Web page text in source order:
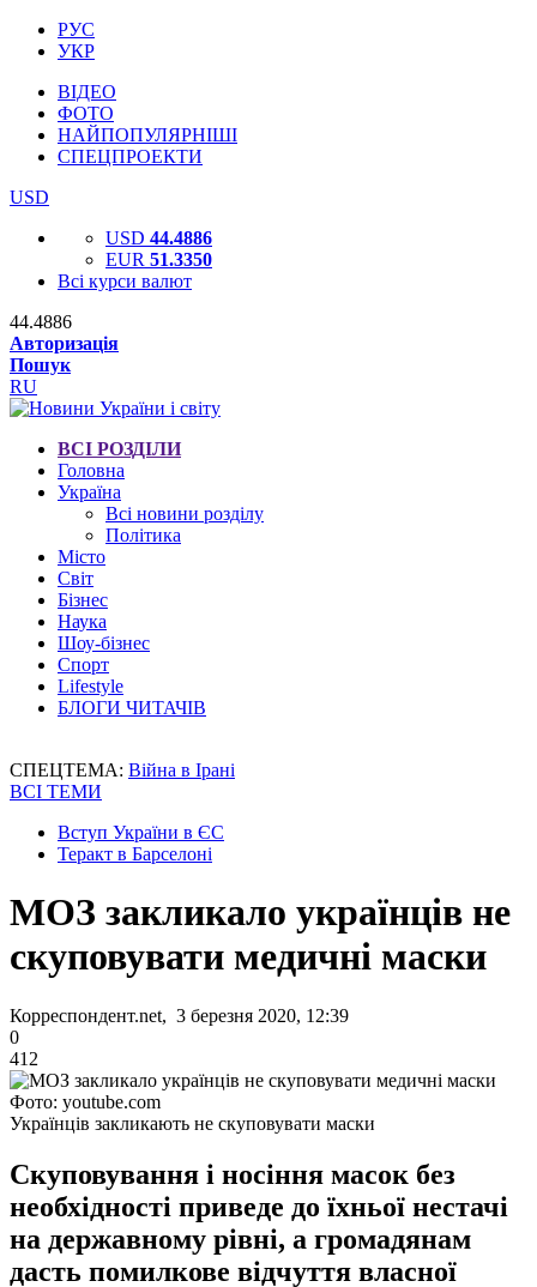
РУС
УКР
ВІДЕО
ФОТО
НАЙПОПУЛЯРНІШІ
СПЕЦПРОЕКТИ
USD
USD 44.4886
EUR 51.3350
Всі курси валют
44.4886
Авторизація
Пошук
RU
ВСІ РОЗДІЛИ
Головна
Україна
Всі новини розділу
Політика
Місто
Світ
Бізнес
Наука
Шоу-бізнес
Спорт
Lifestyle
БЛОГИ ЧИТАЧІВ
СПЕЦТЕМА: Війна в Ірані
ВСІ ТЕМИ
Вступ України в ЄС
Теракт в Барселоні
МОЗ закликало українців не
скуповувати медичні маски
Корреспондент.net, 3 березня 2020, 12:39
0
412
Фото: youtube.com
Українців закликають не скуповувати маски
Скуповування і носіння масок без
необхідності приведе до їхньої нестачі
на державному рівні, а громадянам
дасть помилкове відчуття власної